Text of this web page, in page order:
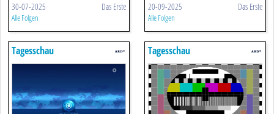
30-07-2025 Das Erste
Alle Folgen
20-09-2025 Das Erste
Alle Folgen
Tagesschau Tagesschau